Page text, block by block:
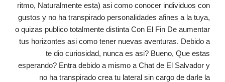
ritmo, Naturalmente esta) asi como conocer individuos con
gustos y no ha transpirado personalidades afines a la tuya,
o quizas publico totalmente distinta Con El Fin De aumentar
tus horizontes asi como tener nuevas aventuras. Debido a
te dio curiosidad, nunca es asi? Bueno, Que estas
esperando? Entra debido a mismo a Chat de El Salvador y
no ha transpirado crea tu lateral sin cargo de darle la